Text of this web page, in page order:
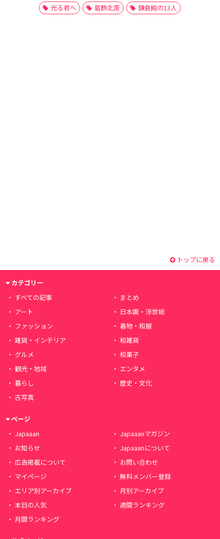
光る君へ
葛飾北斎 鎌倉殿の13人
トップに戻る
カテゴリー
すべての記事
まとめ
アート
日本画・浮世絵
ファッション
着物・和服
雑貨・インテリア
和雑貨
グルメ
和菓子
観光・地域
エンタメ
暮らし
歴史・文化
古写真
ページ
Japaaan
Japaaanマガジン
お知らせ
Japaaanについて
広告掲載について
お問い合わせ
マイページ
無料メンバー登録
エリア別アーカイブ
月別アーカイブ
本日の人気
週間ランキング
月間ランキング